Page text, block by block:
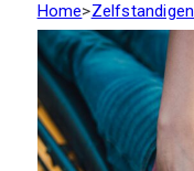
Home>Zelfstandigen